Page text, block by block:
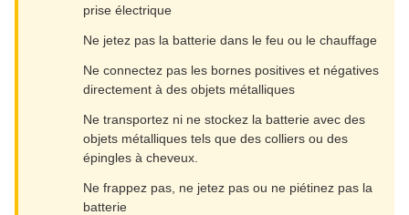
prise électrique
Ne jetez pas la batterie dans le feu ou le chauffage
Ne connectez pas les bornes positives et négatives
directement à des objets métalliques
Ne transportez ni ne stockez la batterie avec des
objets métalliques tels que des colliers ou des
épingles à cheveux.
Ne frappez pas, ne jetez pas ou ne piétinez pas la
batterie